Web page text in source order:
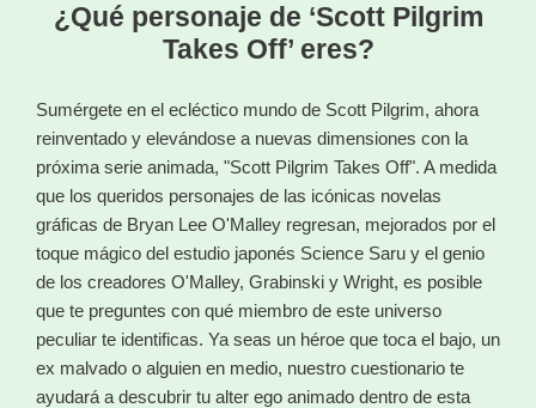
¿Qué personaje de ‘Scott Pilgrim
Takes Off’ eres?
Sumérgete en el ecléctico mundo de Scott Pilgrim, ahora
reinventado y elevándose a nuevas dimensiones con la
próxima serie animada, "Scott Pilgrim Takes Off". A medida
que los queridos personajes de las icónicas novelas
gráficas de Bryan Lee O'Malley regresan, mejorados por el
toque mágico del estudio japonés Science Saru y el genio
de los creadores O'Malley, Grabinski y Wright, es posible
que te preguntes con qué miembro de este universo
peculiar te identificas. Ya seas un héroe que toca el bajo, un
ex malvado o alguien en medio, nuestro cuestionario te
ayudará a descubrir tu alter ego animado dentro de esta